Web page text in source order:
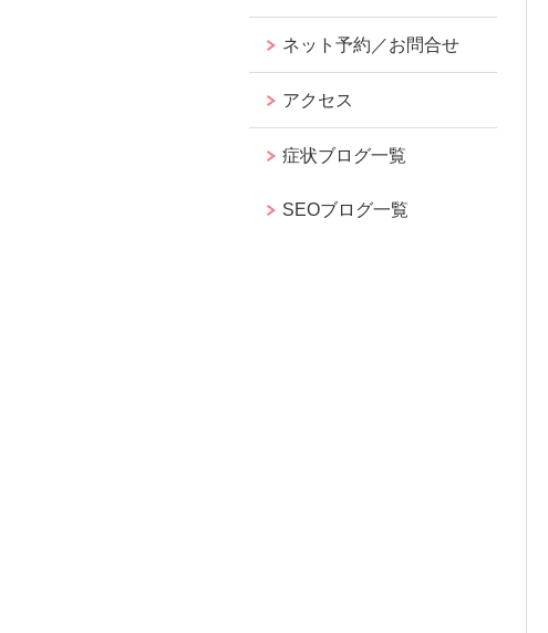
ネット予約／お問合せ
アクセス
症状ブログ一覧
SEOブログ一覧